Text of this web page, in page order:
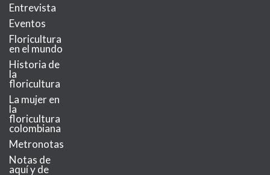
Entrevista
Eventos
Floricultura
en el mundo
Historia de
la
floricultura
La mujer en
la
floricultura
colombiana
Metronotas
Notas de
aquí y de